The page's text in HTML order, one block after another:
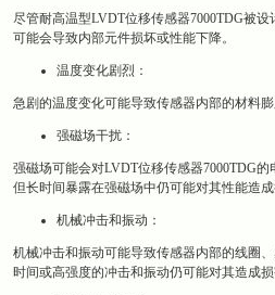
尽管耐高温型LVDT位移传感器7000TDG被
可能会导致内部元件损坏或性能下降。
温度变化剧烈：
急剧的温度变化可能导致传感器内部的材料
强磁场干扰：
强磁场可能会对LVDT位移传感器7000TDG
但长时间暴露在强磁场中仍可能对其性能造成
机械冲击和振动：
机械冲击和振动可能导致传感器内部的线圈
时间或高强度的冲击和振动仍可能对其造成损